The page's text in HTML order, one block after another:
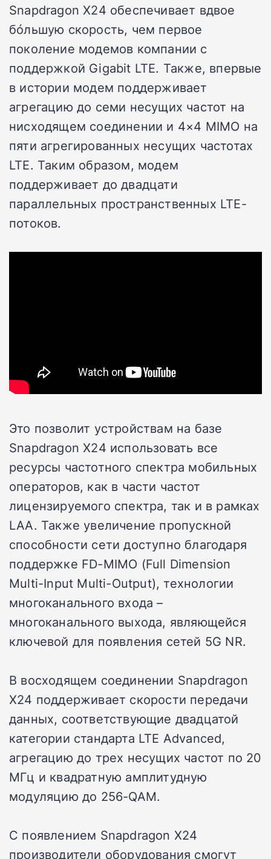
Snapdragon X24 обеспечивает вдвое
бóльшую скорость, чем первое
поколение модемов компании с
поддержкой Gigabit LTE. Также, впервые
в истории модем поддерживает
агрегацию до семи несущих частот на
нисходящем соединении и 4×4 MIMO на
пяти агрегированных несущих частотах
LTE. Таким образом, модем
поддерживает до двадцати
параллельных пространственных LTE-
потоков.
Это позволит устройствам на базе
Snapdragon X24 использовать все
ресурсы частотного спектра мобильных
операторов, как в части частот
лицензируемого спектра, так и в рамках
LAA. Также увеличение пропускной
способности сети доступно благодаря
поддержке FD-MIMO (Full Dimension
Multi-Input Multi-Output), технологии
многоканального входа –
многоканального выхода, являющейся
ключевой для появления сетей 5G NR.
В восходящем соединении Snapdragon
X24 поддерживает скорости передачи
данных, соответствующие двадцатой
категории стандарта LTE Advanced,
агрегацию до трех несущих частот по 20
МГц и квадратную амплитудную
модуляцию до 256-QAM.
С появлением Snapdragon X24
производители оборудования смогут